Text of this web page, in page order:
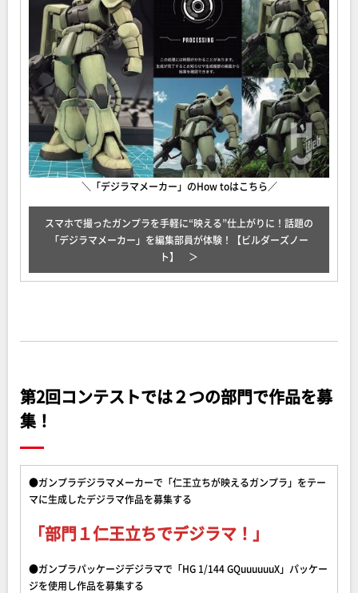
＼「デジラマメーカー」のHow toはこちら／
スマホで撮ったガンプラを手軽に“映える”仕上がりに！話題の
「デジラマメーカー」を編集部員が体験！【ビルダーズノー
ト】
第2回コンテストでは２つの部門で作品を募
集！
●ガンプラデジラマメーカーで「仁王立ちが映えるガンプラ」をテー
マに生成したデジラマ作品を募集する
「部門１仁王立ちでデジラマ！」
●ガンプラパッケージデジラマで「HG 1/144 GQuuuuuuX」パッケー
ジを使用し作品を募集する